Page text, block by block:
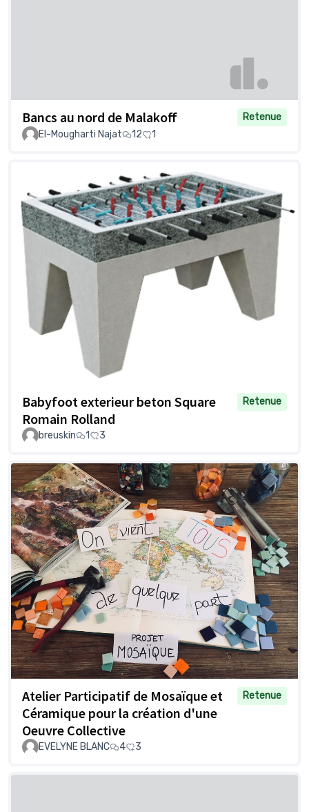
Bancs au nord de Malakoff
Retenue
El-Mougharti Najat
12 1
Babyfoot exterieur beton Square
Romain Rolland
Retenue
breuskin 1 3
Atelier Participatif de Mosaïque et
Céramique pour la création d'une
Oeuvre Collective
Retenue
EVELYNE BLANC 4 3